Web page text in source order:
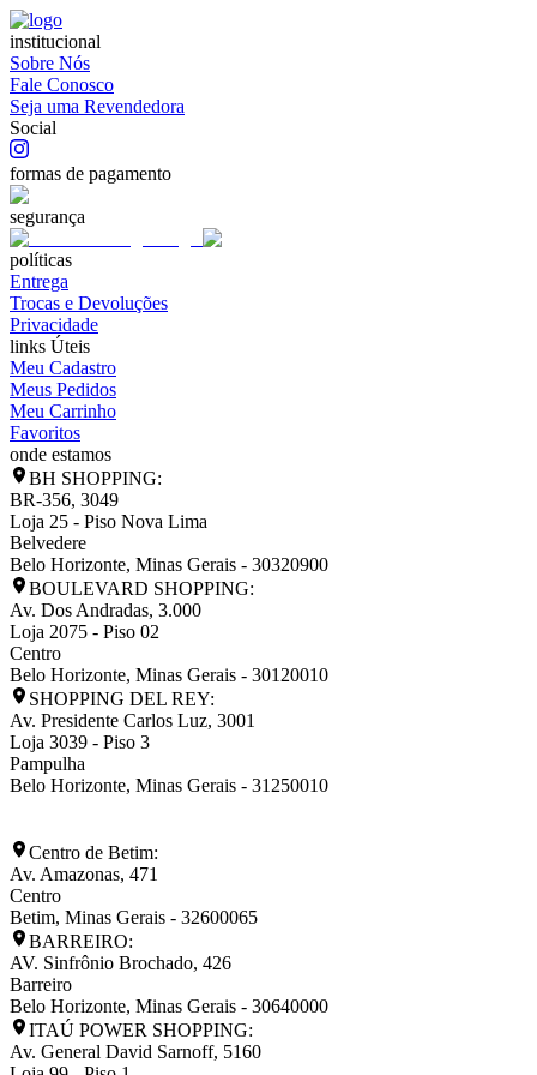
institucional
Sobre Nós
Fale Conosco
Seja uma Revendedora
Social
formas de pagamento
segurança
políticas
Entrega
Trocas e Devoluções
Privacidade
links Úteis
Meu Cadastro
Meus Pedidos
Meu Carrinho
Favoritos
onde estamos
BH SHOPPING:
BR-356, 3049
Loja 25 - Piso Nova Lima
Belvedere
Belo Horizonte, Minas Gerais - 30320900
BOULEVARD SHOPPING:
Av. Dos Andradas, 3.000
Loja 2075 - Piso 02
Centro
Belo Horizonte, Minas Gerais - 30120010
SHOPPING DEL REY:
Av. Presidente Carlos Luz, 3001
Loja 3039 - Piso 3
Pampulha
Belo Horizonte, Minas Gerais - 31250010
Centro de Betim:
Av. Amazonas, 471
Centro
Betim, Minas Gerais - 32600065
BARREIRO:
AV. Sinfrônio Brochado, 426
Barreiro
Belo Horizonte, Minas Gerais - 30640000
ITAÚ POWER SHOPPING:
Av. General David Sarnoff, 5160